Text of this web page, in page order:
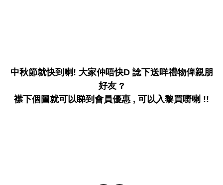
中秋節就快到喇! 大家仲唔快D 諗下送咩禮物俾親朋
好友 ?
襟下個圖就可以睇到會員優惠 , 可以入黎買嘢喇 !!